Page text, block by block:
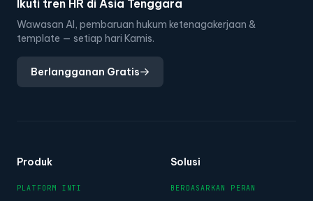
Ikuti tren HR di Asia Tenggara
Wawasan AI, pembaruan hukum ketenagakerjaan &
template — setiap hari Kamis.
Berlangganan Gratis
Produk
PLATFORM INTI
Solusi
BERDASARKAN PERAN